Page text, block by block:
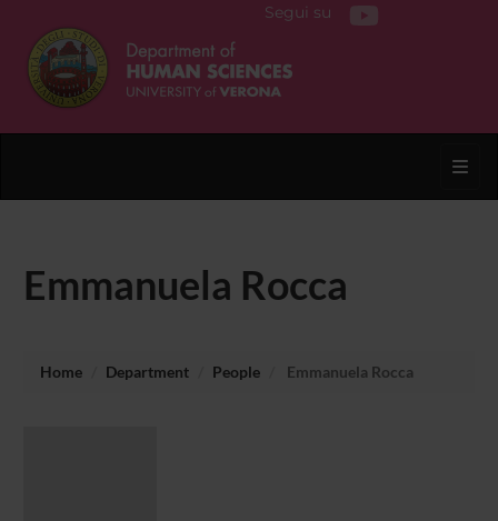
Segui su
Emmanuela Rocca
Home Department People Emmanuela Rocca